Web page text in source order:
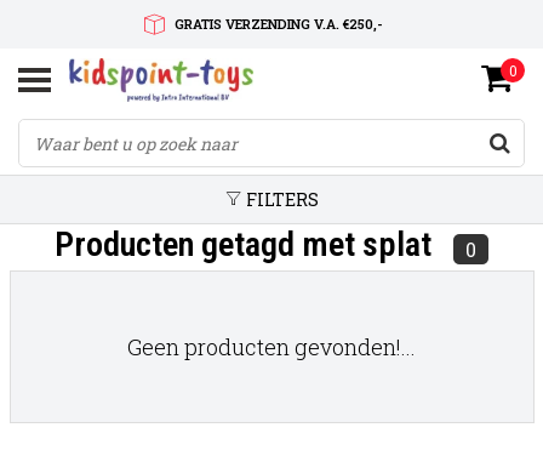
GRATIS VERZENDING V.A. €250,-
SNELLE LEVERTIJD
SERVICE OP MAAT
0
FILTERS
Producten getagd met splat 0
Geen producten gevonden!...